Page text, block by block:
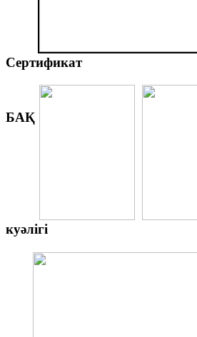
Сертификат
БАҚ
куәлігі